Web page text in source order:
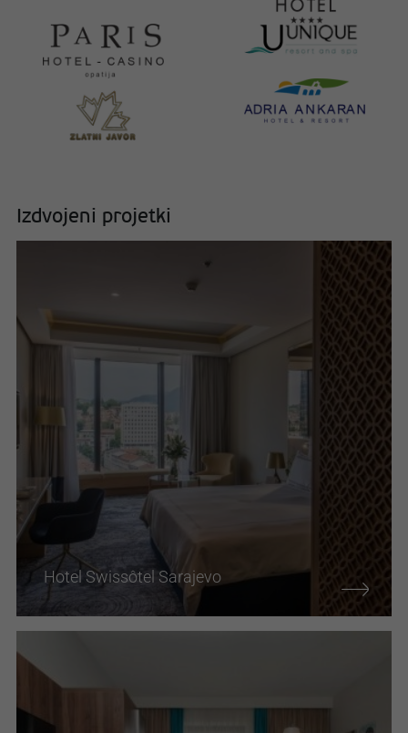
Izdvojeni projetki
Hotel Swissôtel Sarajevo